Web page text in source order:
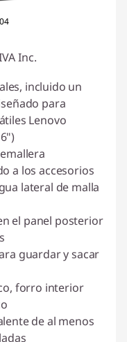
Inc.
incluido un
para
Lenovo
a los accesorios
lateral de malla
el panel posterior
guardar y sacar
forro interior
de al menos